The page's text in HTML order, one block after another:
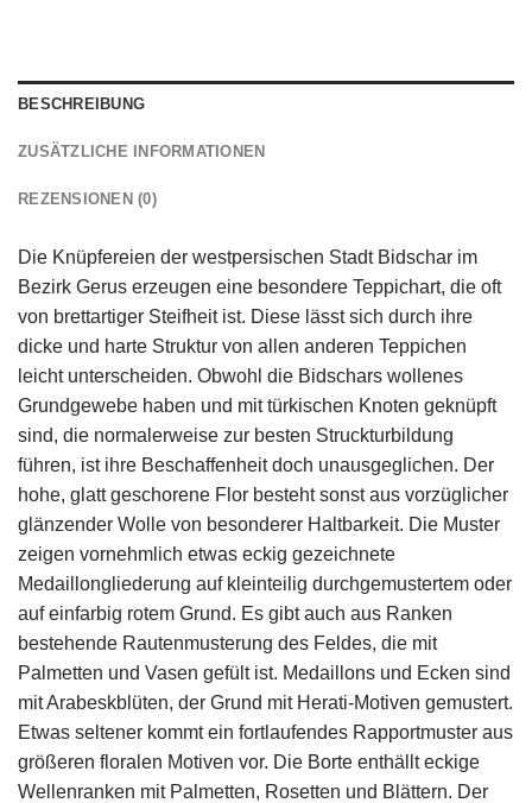
BESCHREIBUNG
ZUSÄTZLICHE INFORMATIONEN
REZENSIONEN (0)
Die Knüpfereien der westpersischen Stadt Bidschar im
Bezirk Gerus erzeugen eine besondere Teppichart, die oft
von brettartiger Steifheit ist. Diese lässt sich durch ihre
dicke und harte Struktur von allen anderen Teppichen
leicht unterscheiden. Obwohl die Bidschars wollenes
Grundgewebe haben und mit türkischen Knoten geknüpft
sind, die normalerweise zur besten Struckturbildung
führen, ist ihre Beschaffenheit doch unausgeglichen. Der
hohe, glatt geschorene Flor besteht sonst aus vorzüglicher
glänzender Wolle von besonderer Haltbarkeit. Die Muster
zeigen vornehmlich etwas eckig gezeichnete
Medaillongliederung auf kleinteilig durchgemustertem oder
auf einfarbig rotem Grund. Es gibt auch aus Ranken
bestehende Rautenmusterung des Feldes, die mit
Palmetten und Vasen gefült ist. Medaillons und Ecken sind
mit Arabeskblüten, der Grund mit Herati-Motiven gemustert.
Etwas seltener kommt ein fortlaufendes Rapportmuster aus
größeren floralen Motiven vor. Die Borte enthällt eckige
Wellenranken mit Palmetten, Rosetten und Blättern. Der